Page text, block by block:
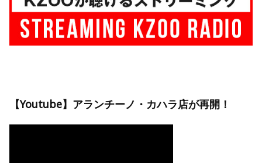
【Youtube】アランチーノ・カハラ店が再開！